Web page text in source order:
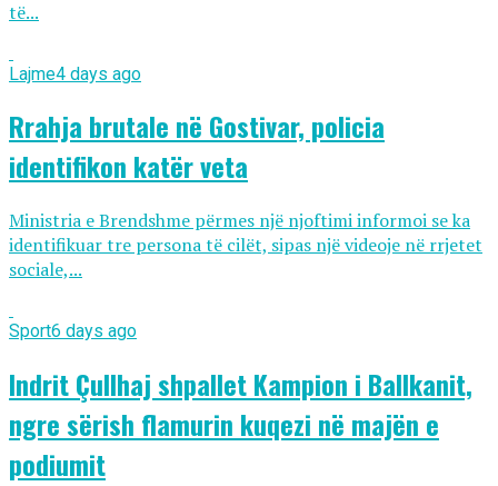
të...
Lajme4 days ago
Rrahja brutale në Gostivar, policia
identifikon katër veta
Ministria e Brendshme përmes një njoftimi informoi se ka
identifikuar tre persona të cilët, sipas një videoje në rrjetet
sociale,...
Sport6 days ago
Indrit Çullhaj shpallet Kampion i Ballkanit,
ngre sërish flamurin kuqezi në majën e
podiumit